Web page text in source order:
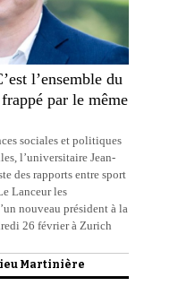
l’ensemble du
par le même
sociales et politiques
l’universitaire Jean-
des rapports entre sport
Lanceur les
nouveau président à la
26 février à Zurich
Martinière